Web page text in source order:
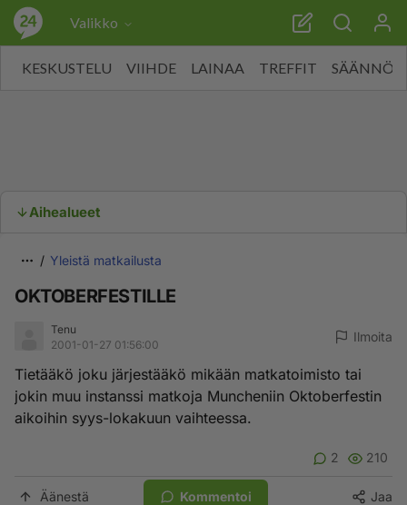
Valikko
KESKUSTELU VIIHDE LAINAA TREFFIT SÄÄNNÖT
Aihealueet
Yleistä matkailusta
OKTOBERFESTILLE
Tenu
2001-01-27 01:56:00
Ilmoita
Tietääkö joku järjestääkö mikään matkatoimisto tai
jokin muu instanssi matkoja Muncheniin Oktoberfestin
aikoihin syys-lokakuun vaihteessa.
2 210
Äänestä Kommentoi Jaa